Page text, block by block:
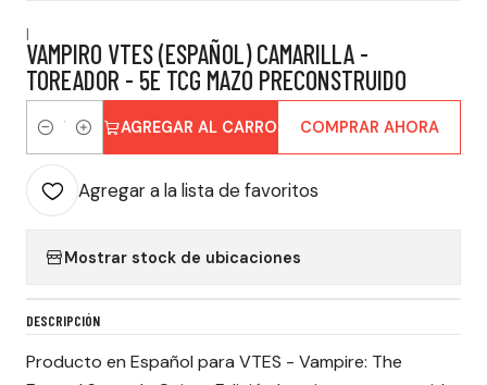
|
VAMPIRO VTES (ESPAÑOL) CAMARILLA -
TOREADOR - 5E TCG MAZO PRECONSTRUIDO
Cantidad
AGREGAR AL CARRO COMPRAR AHORA
Agregar a la lista de favoritos
Mostrar stock de ubicaciones
DESCRIPCIÓN
Producto en Español para VTES - Vampire: The